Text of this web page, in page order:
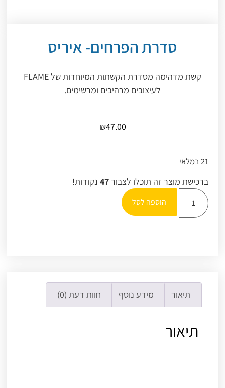
סדרת הפרחים- איריס
קשת מדהימה מסדרת הקשתות המיוחדות של FLAME
לעיצובים מרהיבים ומרשימים.
₪47.00
21 במלאי
ברכישת מוצר זה תוכלו לצבור47נקודות!
הוספה לסל
תיאור מידע נוסף חוות דעת (0)
תיאור